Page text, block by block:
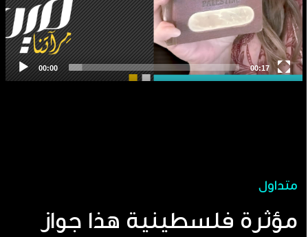
متداول
مؤثرة فلسطينية هذا جواز